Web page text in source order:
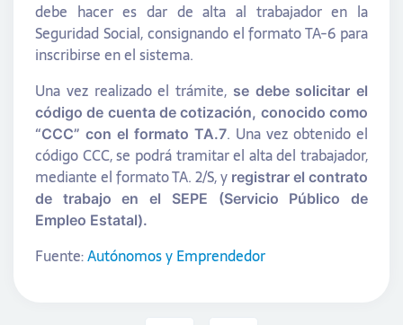
debe hacer es dar de alta al trabajador en la
Seguridad Social, consignando el formato TA-6 para
inscribirse en el sistema.
Una vez realizado el trámite, se debe solicitar el
código de cuenta de cotización, conocido como
“CCC” con el formato TA.7. Una vez obtenido el
código CCC, se podrá tramitar el alta del trabajador,
mediante el formato TA. 2/S, y registrar el contrato
de trabajo en el SEPE (Servicio Público de
Empleo Estatal).
Fuente:Autónomos y Emprendedor